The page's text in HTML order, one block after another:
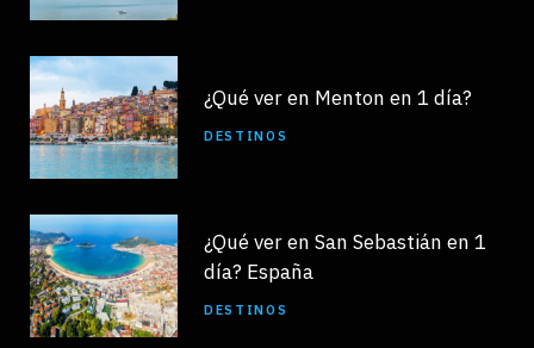
¿Qué ver en Menton en 1 día?
DESTINOS
¿Qué ver en San Sebastián en 1
día? España
DESTINOS